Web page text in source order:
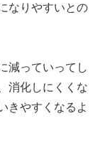
なりやすいとの
減っていってし
消化しにくくな
きやすくなるよ